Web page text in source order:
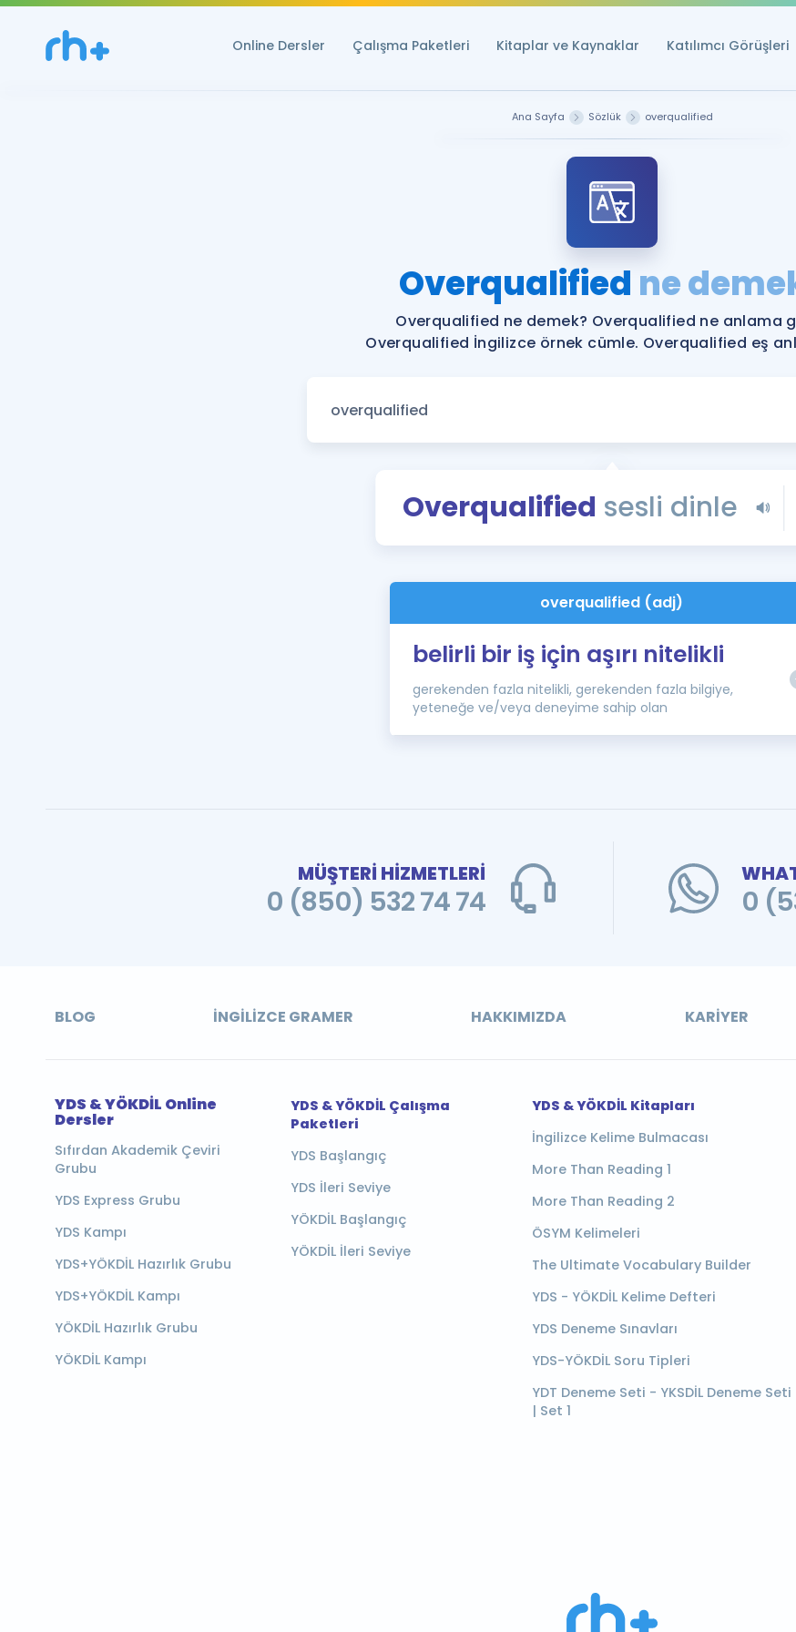
Online Dersler Çalışma Paketleri Kitaplar ve Kaynaklar Katılımcı Görüşleri
Ücretsiz
YDS ve
YDS ve
Tüm ÖSYM
Blog
YDS - YÖKDİL
İngilizce
Ana Sayfa Sözlük overqualified
Overqualified ne
Overqualified ne demek? Overqualified ne anlama
Overqualified İngilizce örnek cümle. Overqualified eş
Overqualified sesli dinle
overqualified (adj)
belirli bir iş için aşırı nitelikli
gerekenden fazla nitelikli, gerekenden fazla bilgiye,
yeteneğe ve/veya deneyime sahip olan
MÜŞTERİ HİZMETLERİ
0 (850) 532 74 74 0
BLOG İNGILIZCE GRAMER HAKKIMIZDA KARIYER
YDS & YÖKDİL Online
Dersler
Sıfırdan Akademik Çeviri
Grubu
YDS Express Grubu
YDS Kampı
YDS+YÖKDİL Hazırlık Grubu
YDS+YÖKDİL Kampı
YÖKDİL Hazırlık Grubu
YÖKDİL Kampı
YDS & YÖKDİL Çalışma
Paketleri
YDS Başlangıç
YDS İleri Seviye
YÖKDİL Başlangıç
YÖKDİL İleri Seviye
YDS & YÖKDİL Kitapları
İngilizce Kelime Bulmacası
More Than Reading 1
More Than Reading 2
ÖSYM Kelimeleri
The Ultimate Vocabulary Builder
YDS - YÖKDİL Kelime Defteri
YDS Deneme Sınavları
YDS-YÖKDİL Soru Tipleri
YDT Deneme Seti - YKSDİL Deneme Seti
| Set 1